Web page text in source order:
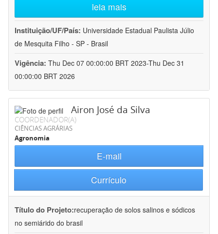
leia mais
Instituição/UF/País: Universidade Estadual Paulista Júlio
de Mesquita Filho - SP - Brasil
Vigência: Thu Dec 07 00:00:00 BRT 2023-Thu Dec 31
00:00:00 BRT 2026
Airon José da Silva
COORDENADOR(A)
CIÊNCIAS AGRÁRIAS
Agronomia
E-mail
Currículo
Título do Projeto:recuperação de solos salinos e sódicos
no semiárido do brasil